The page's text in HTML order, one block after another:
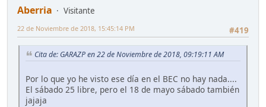
Aberria
Visitante
#419
22 de Noviembre de 2018, 15:45:14 PM
Cita de: GARAZP en 22 de Noviembre de 2018, 09:19:11 AM
Por lo que yo he visto ese día en el BEC no hay nada....
El sábado 25 libre, pero el 18 de mayo sábado también
jajaja